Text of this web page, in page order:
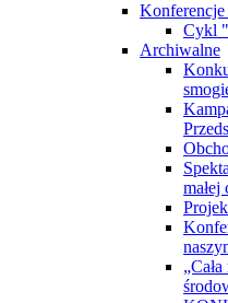
Cykl
Archiwalne